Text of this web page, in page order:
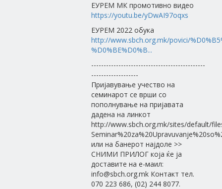
ЕУРЕМ МК промотивно видео
https://youtu.be/yDwAI97oqxs
ЕУРЕМ 2022 обука
http://www.sbch.org.mk/povici/
%D0%BE%D0%B...
----------------------------------------------
-------------------
Пријавување учество на
семинарот се врши со
пополнување на пријавата
дадена на линкот
http://www.sbch.org.mk/sites/default/
или на банерот најдоле >>
СНИМИ ПРИЛОГ која ќе ја
доставите на е-маил:
info@sbch.org.mk Контакт тел.
070 223 686, (02) 244 8077.